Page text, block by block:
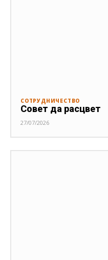
СОТРУДНИЧЕСТВО
Совет да расцвет
27/07/2026